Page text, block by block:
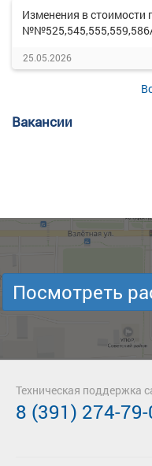
Изменения в
25.05.2026
Вакансии
Посмотреть
Техническая поддержка
8 (391) 274-